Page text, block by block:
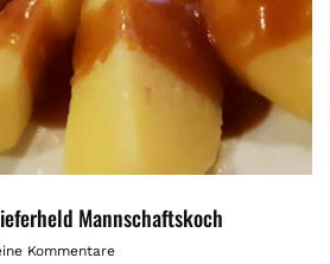
Mannschaftskoch
Kommentare